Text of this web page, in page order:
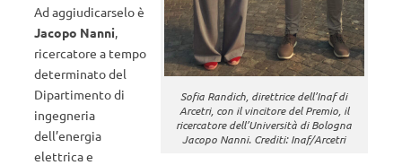
Sofia Randich, direttrice dell’Inaf di
Arcetri, con il vincitore del Premio, il
ricercatore dell’Università di Bologna
Jacopo Nanni. Crediti: Inaf/Arcetri
Ad aggiudicarselo è
Jacopo Nanni,
ricercatore a tempo
determinato del
Dipartimento di
ingegneria
dell’energia
elettrica e